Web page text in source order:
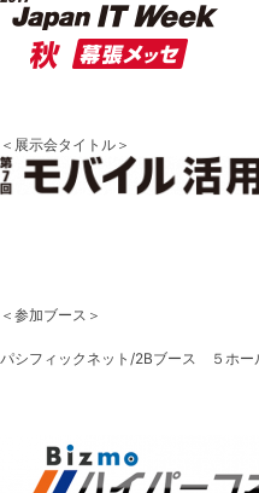
＜展示会タイトル＞
＜参加ブース＞
パシフィックネット/2Bブース ５ホー